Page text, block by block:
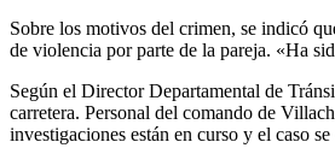
Sobre los motivos del crimen, se indicó
de violencia por parte de la pareja. «Ha
Según el Director Departamental de
carretera. Personal del comando de
investigaciones están en curso y el caso